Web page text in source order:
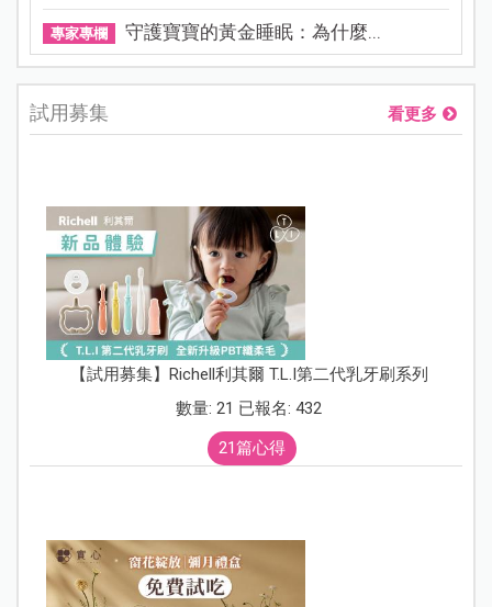
專家專欄 守護寶寶的黃金睡眠：為什麼...
試用募集 看更多
【試用募集】Richell利其爾 T.L.I第二代乳牙刷系列
數量: 21 已報名: 432
21篇心得